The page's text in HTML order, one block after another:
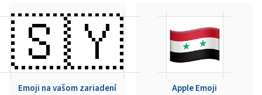
🇸🇾
Emoji na vašom zariadení Apple Emoji